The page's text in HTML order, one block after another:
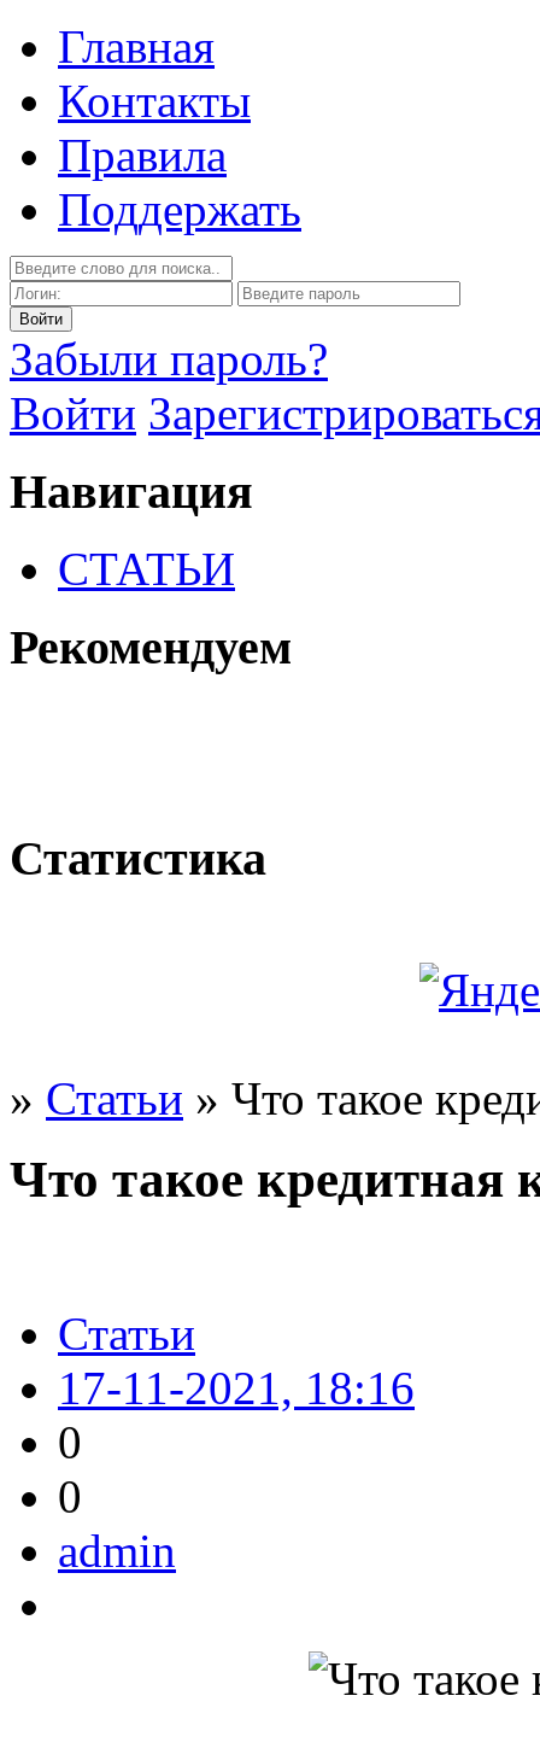
Главная
Контакты
Правила
Поддержать
Забыли пароль?
Войти
Навигация
СТАТЬИ
Рекомендуем
Статистика
» Статьи » Что такое
Что такое кредитная
Статьи
17-11-2021, 18:16
0
0
admin